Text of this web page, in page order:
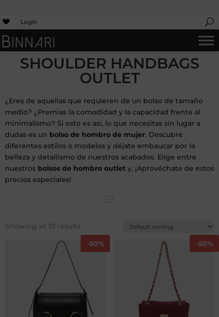
Login
SHOULDER HANDBAGS
OUTLET
¿Eres de aquellas que requieren de un bolso de tamaño
medio? ¿Premias la comodidad y la capacidad frente al
minimalismo? Si esto es así, lo que necesitas sin lugar a
dudas es un bolso de hombro de mujer. Descubre
diferentes estilos o modelos y déjate embaucar por la
belleza y detallismo de nuestros acabados. Elige entre
nuestros bolsos de hombro outlet y, ¡Aprovéchate de estos
precios especiales!
Showing all 10 results
-50% -50%